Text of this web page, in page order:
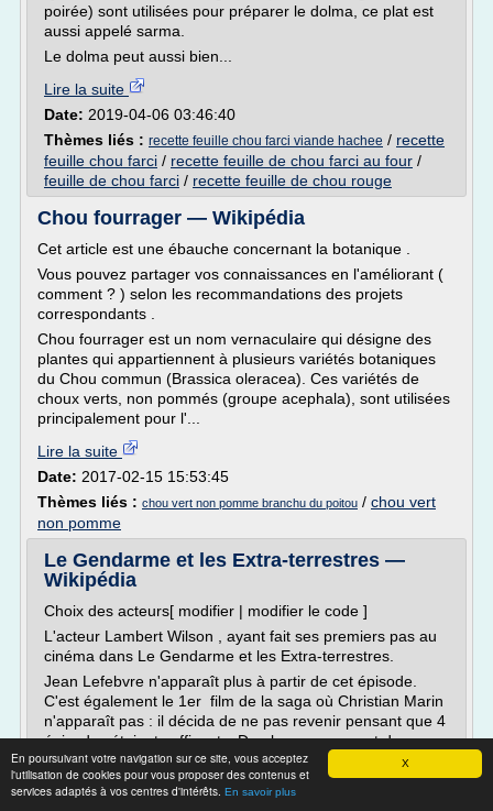
X
En poursuivant votre navigation sur ce site, vous acceptez
l'utilisation de cookies pour vous proposer des contenus et
services adaptés à vos centres d'intérêts. En savoir plus
poirée) sont utilisées pour préparer le dolma, ce plat est
aussi appelé sarma.
Le dolma peut aussi bien...
Lire la suite
Date: 2019-04-06 03:46:40
Thèmes liés : recette feuille chou farci viande hachee / recette
feuille chou farci / recette feuille de chou farci au four /
feuille de chou farci / recette feuille de chou rouge
Chou fourrager — Wikipédia
Cet article est une ébauche concernant la botanique .
Vous pouvez partager vos connaissances en l'améliorant (
comment ? ) selon les recommandations des projets
correspondants .
Chou fourrager est un nom vernaculaire qui désigne des
plantes qui appartiennent à plusieurs variétés botaniques
du Chou commun (Brassica oleracea). Ces variétés de
choux verts, non pommés (groupe acephala), sont utilisées
principalement pour l'...
Lire la suite
Date: 2017-02-15 15:53:45
Thèmes liés : chou vert non pomme branchu du poitou / chou vert
non pomme
Le Gendarme et les Extra-terrestres —
Wikipédia
Choix des acteurs[ modifier | modifier le code ]
L'acteur Lambert Wilson , ayant fait ses premiers pas au
cinéma dans Le Gendarme et les Extra-terrestres.
Jean Lefebvre n'apparaît plus à partir de cet épisode.
C'est également le 1er film de la saga où Christian Marin
n'apparaît pas : il décida de ne pas revenir pensant que 4
épisodes étaient suffisants. De plus, au moment du...
Lire la suite
Date:2017-02-13 21:52:23